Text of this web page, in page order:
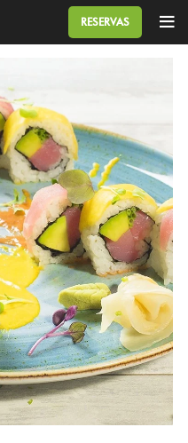
RESERVAS